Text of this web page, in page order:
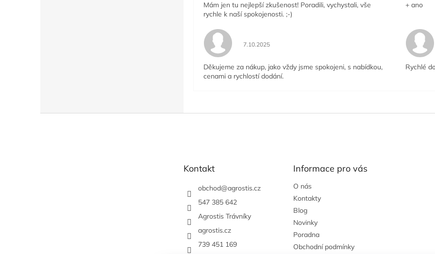
Mám jen tu nejlepší zkušenost! Poradili, vychystali, vše
rychle k naší spokojenosti. ;-)
+ ano
Hodnocení obchodu je 5 z 5 hvězdiček.
7.10.2025
Děkujeme za nákup, jako vždy jsme spokojeni, s nabídkou,
cenami a rychlostí dodání.
Rychlé
Kontakt
obchod@agrostis.cz
547 385 642
Agrostis Trávníky
agrostis.cz
739 451 169
Informace pro vás
O nás
Kontakty
Blog
Novinky
Poradna
Obchodní podmínky